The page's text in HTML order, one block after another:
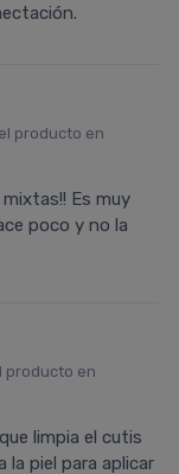
el producto en
Es muy
poco y no la
producto en
limpia el cutis
la piel para aplicar